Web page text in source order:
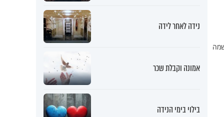
נידה לאחר לידה
אמונה וקבלת שכר
בילוי בימי הנידה